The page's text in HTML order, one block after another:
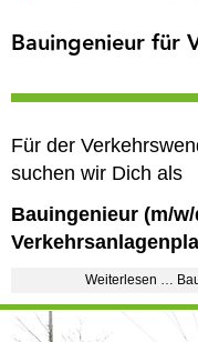
Bauingenieur für
Für der
suchen wir Dich als
Bauingenieur (m/
Weiterlesen …